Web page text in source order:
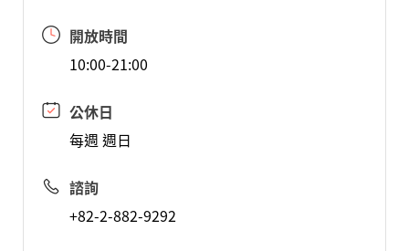
開放時間
10:00-21:00
公休日
每週 週日
諮詢
+82-2-882-9292